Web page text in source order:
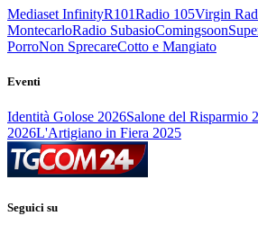
Mediaset InfinityR101Radio 105Virgin
MontecarloRadio SubasioComingsoon
PorroNon SprecareCotto e Mangiato
Eventi
Identità Golose 2026Salone del Risparmio
2026L'Artigiano in Fiera 2025
Seguici su